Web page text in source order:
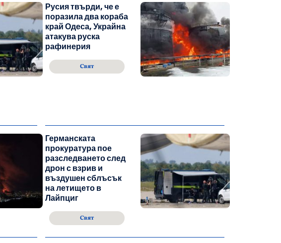
Русия твърди, че е
поразила два кораба
край Одеса, Украйна
атакува руска
рафинерия
Свят
Германската
прокуратура пое
разследването след
дрон с взрив и
въздушен сблъсък
на летището в
Лайпциг
Свят